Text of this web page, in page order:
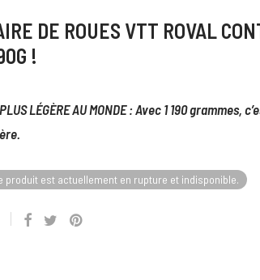
DE ROUES VTT ROVAL
!
LÉGÈRE AU MONDE : Avec 1 190 grammes,
produit est actuellement en rupture et indisponible.